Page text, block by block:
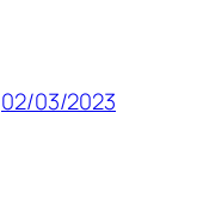
02/03/2023